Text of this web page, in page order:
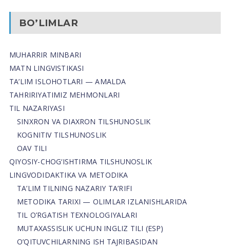
BO’LIMLAR
MUHARRIR MINBARI
MATN LINGVISTIKASI
TA’LIM ISLOHOTLARI — AMALDA
TAHRIRIYATIMIZ MEHMONLARI
TIL NAZARIYASI
SINXRON VA DIAXRON TILSHUNOSLIK
KOGNITIV TILSHUNOSLIK
OAV TILI
QIYOSIY-CHOG‘ISHTIRMA TILSHUNOSLIK
LINGVODIDAKTIKA VA METODIKA
TA’LIM TILNING NAZARIY TA’RIFI
METODIKA TARIXI — OLIMLAR IZLANISHLARIDA
TIL O’RGATISH TEXNOLOGIYALARI
MUTAXASSISLIK UCHUN INGLIZ TILI (ESP)
O’QITUVCHILARNING ISH TAJRIBASIDAN